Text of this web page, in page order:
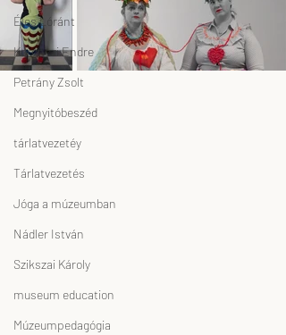
Éles Lóránt
Koronczi Endre
Petrány Zsolt
Megnyitóbeszéd
tárlatvezetéy
Tárlatvezetés
Jóga a múzeumban
Nádler István
Szikszai Károly
museum education
Múzeumpedagógia